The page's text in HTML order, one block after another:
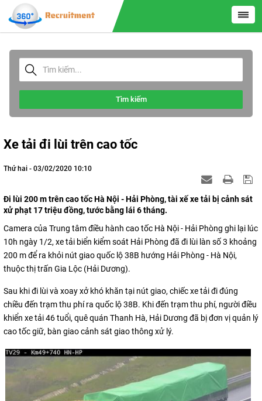
Tìm kiếm
Xe tải đi lùi trên cao tốc
Thứ hai - 03/02/2020 10:10
Đi lùi 200 m trên cao tốc Hà Nội - Hải Phòng, tài xế xe tải bị cảnh sát
xử phạt 17 triệu đồng, tước bằng lái 6 tháng.
Camera của Trung tâm điều hành cao tốc Hà Nội - Hải Phòng ghi lại lúc
10h ngày 1/2, xe tải biển kiểm soát Hải Phòng đã đi lùi làn số 3 khoảng
200 m để ra khỏi nút giao quốc lộ 38B hướng Hải Phòng - Hà Nội,
thuộc thị trấn Gia Lộc (Hải Dương).
Sau khi đi lùi và xoay xở khó khăn tại nút giao, chiếc xe tải đi đúng
chiều đến trạm thu phí ra quốc lộ 38B. Khi đến trạm thu phí, người điều
khiển xe tải 46 tuổi, quê quán Thanh Hà, Hải Dương đã bị đơn vị quản lý
cao tốc giữ, bàn giao cảnh sát giao thông xử lý.